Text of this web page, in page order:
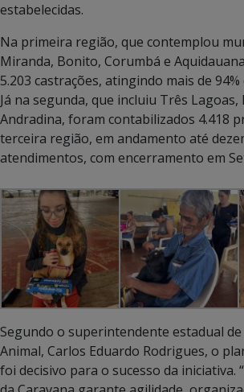
estabelecidas.
Na primeira região, que contemplou
Miranda, Bonito, Corumbá e
5.203 castrações, atingindo mais de
Já na segunda, que incluiu Três
Andradina, foram contabilizados 4.418
terceira região, em andamento até
atendimentos, com encerramento em
Segundo o superintendente estadual de
Animal, Carlos Eduardo Rodrigues, o
foi decisivo para o sucesso da iniciativa.